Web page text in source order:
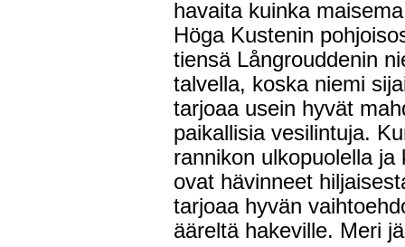
havaita kuinka
Höga Kustenin
tiensä Långrouddenin
talvella, koska niemi
tarjoaa usein hyvät
paikallisia vesilintuja.
rannikon ulkopuolella
ovat hävinneet
tarjoaa hyvän
ääreltä hakeville. Meri